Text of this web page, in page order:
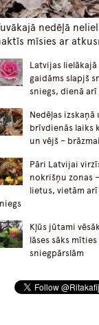
nedēļā
mīsies ar
Latvijas lielākajā
gaidāms slapjš
sniegs, dienā
Nedēļas izskaņā
brīvdienās laiks
un vējš –
Pāri Latvijai
nokrišņu zonas
lietus, vietām arī
Kļūs jūtami
lāses sāks mīties
sniegpārslām